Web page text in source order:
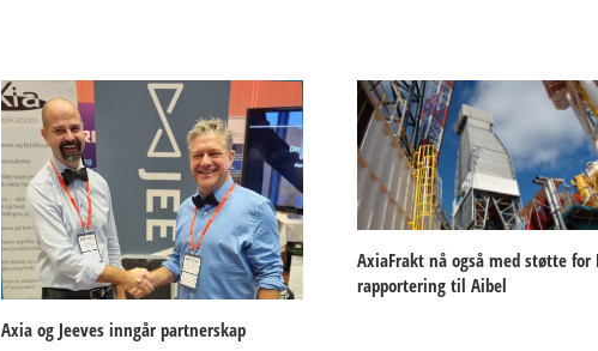
Axia og Jeeves inngår partnerskap
AxiaFrakt nå også med støtte for
rapportering til Aibel